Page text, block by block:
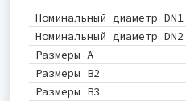
Номинальный диаметр DN1
Номинальный диаметр DN2
Размеры A
Размеры B2
Размеры B3